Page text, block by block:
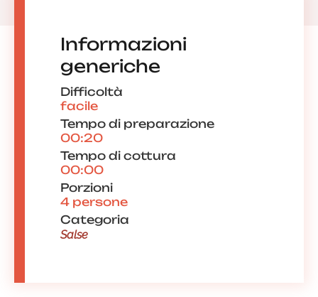
Informazioni
generiche
Difficoltà
facile
Tempo di preparazione
00:20
Tempo di cottura
00:00
Porzioni
4 persone
Categoria
Salse